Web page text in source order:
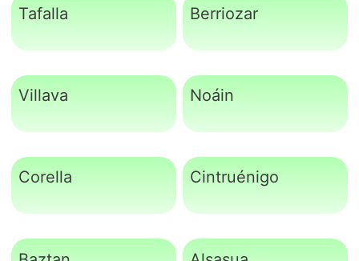
Tafalla Berriozar
Villava Noáin
Corella Cintruénigo